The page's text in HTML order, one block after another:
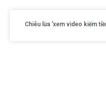
Chiêu lừa ‘xem video kiếm